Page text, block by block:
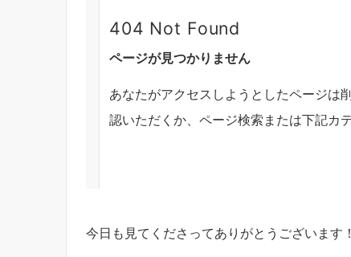
今日も見てくださってありがとうございます！